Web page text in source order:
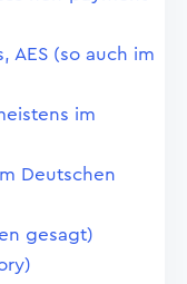
AES (so auch im
im
Deutschen
gesagt)